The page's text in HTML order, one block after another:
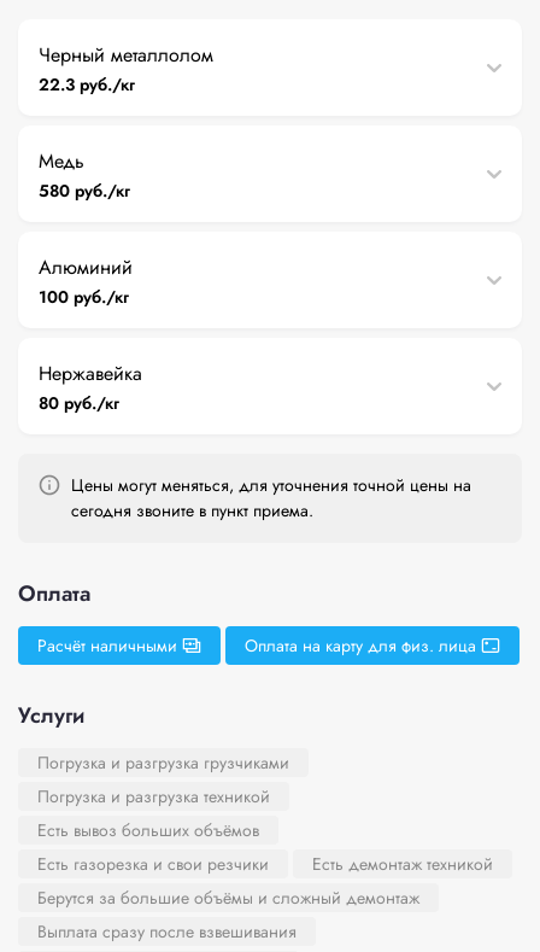
Черный металлолом
22.3 руб./кг
Медь
580 руб./кг
Алюминий
100 руб./кг
Нержавейка
80 руб./кг
Цены могут меняться, для уточнения точной цены на
сегодня звоните в пункт приема.
Оплата
Расчёт наличными Оплата на карту для физ. лица
Услуги
Погрузка и разгрузка грузчиками
Погрузка и разгрузка техникой
Есть вывоз больших объёмов
Есть газорезка и свои резчики
Есть демонтаж техникой
Берутся за большие объёмы и сложный демонтаж
Выплата сразу после взвешивания